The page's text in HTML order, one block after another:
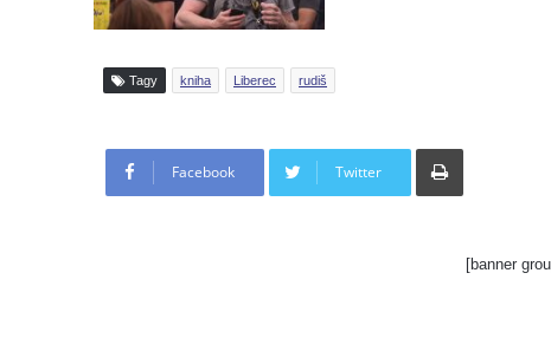
Tagy kniha Liberec rudiš
Facebook Twitter
Tisknout
[banner